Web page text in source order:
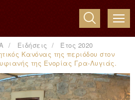
Ειδήσεις
Έτος 2020
Κανόνας της περιόδου στον
της Ενορίας Γρα-Λυγιάς.